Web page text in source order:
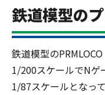
鉄道模型の
鉄道模型の
1/200スケールでNゲ
1/87スケールとなっ